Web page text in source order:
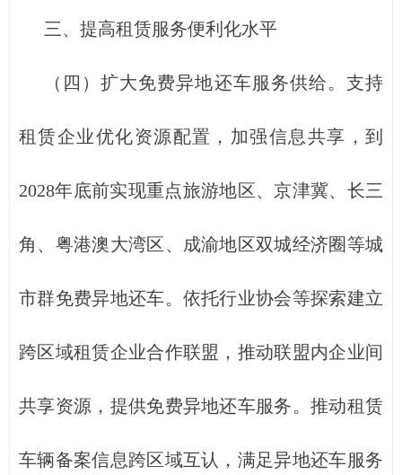
三、提高租赁服务便利化水平
（四）扩大免费异地还车服务供给。支持
租赁企业优化资源配置，加强信息共享，到
2028年底前实现重点旅游地区、京津冀、长三
角、粤港澳大湾区、成渝地区双城经济圈等城
市群免费异地还车。依托行业协会等探索建立
跨区域租赁企业合作联盟，推动联盟内企业间
共享资源，提供免费异地还车服务。推动租赁
车辆备案信息跨区域互认，满足异地还车服务